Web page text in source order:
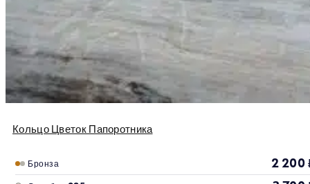
Кольцо Цветок Папоротника
Бронза 2 200